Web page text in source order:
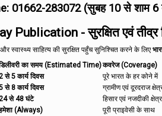
01662-283072 (सुबह 10 से शाम
Publication - सुरक्षित एवं तीव्र
स्वास्थ्य साहित्य की सुरक्षित पहुँच सुनिश्चित करने के लिए
का समय (Estimated Time)कवरेज (Coverage)
से 5 कार्य दिवस पूरे भारत के हर कोने में
से 8 कार्य दिवस ग्रामीण एवं दूरदराज
से 48 घंटे हिसार एवं नजदीकी क्षेत्र
(Always) पूरी प्राइवेसी के साथ